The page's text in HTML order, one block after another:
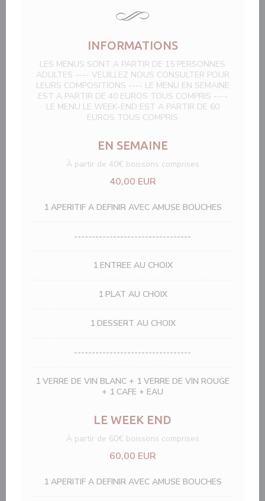
INFORMATIONS
LES MENUS SONT A PARTIR DE 15 PERSONNES
ADULTES ---- VEUILLEZ NOUS CONSULTER POUR
LEURS COMPOSITIONS ---- LE MENU EN SEMAINE
EST A PARTIR DE 40 EUROS TOUS COMPRIS ----
LE MENU LE WEEK-END EST A PARTIR DE 60
EUROS TOUS COMPRIS
EN SEMAINE
À partir de 40€ boissons comprises
40,00 EUR
1 APERITIF A DEFINIR AVEC AMUSE BOUCHES
---------------------------------
1 ENTREE AU CHOIX
1 PLAT AU CHOIX
1 DESSERT AU CHOIX
---------------------------------
1 VERRE DE VIN BLANC + 1 VERRE DE VIN ROUGE
+ 1 CAFE + EAU
LE WEEK END
À partir de 60€ boissons comprises
60,00 EUR
1 APERITIF A DEFINIR AVEC AMUSE BOUCHES